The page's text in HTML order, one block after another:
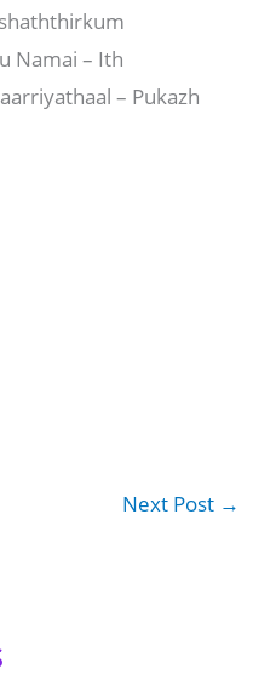
Namai – Ith
– Pukazh
Next Post →